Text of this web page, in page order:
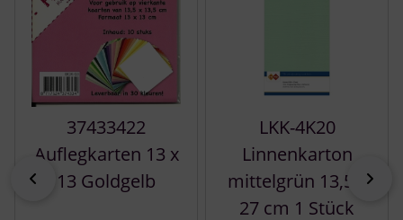
zurück
37433422
Auflegkarten 13 x
13 Goldgelb
LKK-4K20
Linnenkarton
mittelgrün 13,5 x
27 cm 1 Stück